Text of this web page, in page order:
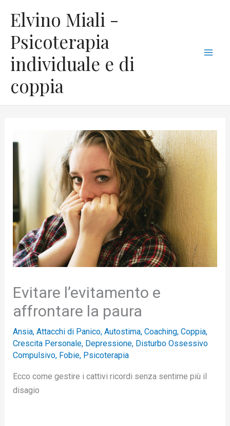
contenuto
Elvino Miali -
Psicoterapia
individuale e di
coppia
Evitare l’evitamento e
affrontare la paura
Ansia, Attacchi di Panico, Autostima, Coaching, Coppia,
Crescita Personale, Depressione, Disturbo Ossessivo
Compulsivo, Fobie, Psicoterapia
Ecco come gestire i cattivi ricordi senza sentirne più il
disagio
a
t
e
g
o
r
e